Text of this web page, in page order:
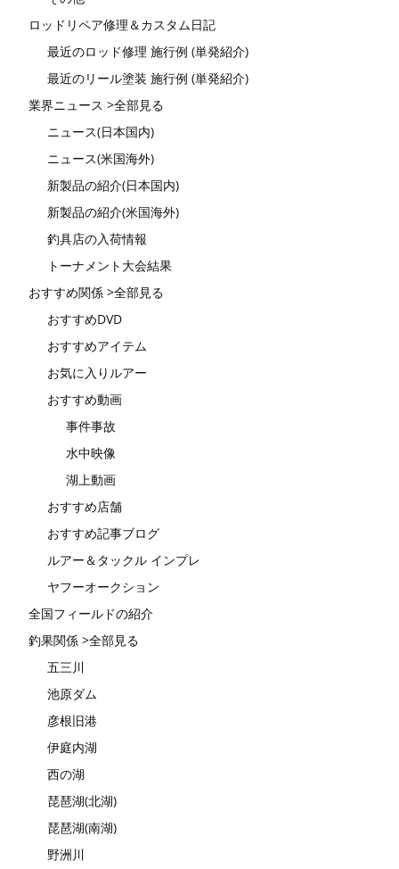
ロッドリペア修理＆カスタム日記
最近のロッド修理 施行例 (単発紹介)
最近のリール塗装 施行例 (単発紹介)
業界ニュース >全部見る
ニュース(日本国内)
ニュース(米国海外)
新製品の紹介(日本国内)
新製品の紹介(米国海外)
釣具店の入荷情報
トーナメント大会結果
おすすめ関係 >全部見る
おすすめDVD
おすすめアイテム
お気に入りルアー
おすすめ動画
事件事故
水中映像
湖上動画
おすすめ店舗
おすすめ記事ブログ
ルアー＆タックル インプレ
ヤフーオークション
全国フィールドの紹介
釣果関係 >全部見る
五三川
池原ダム
彦根旧港
伊庭内湖
西の湖
琵琶湖(北湖)
琵琶湖(南湖)
野洲川